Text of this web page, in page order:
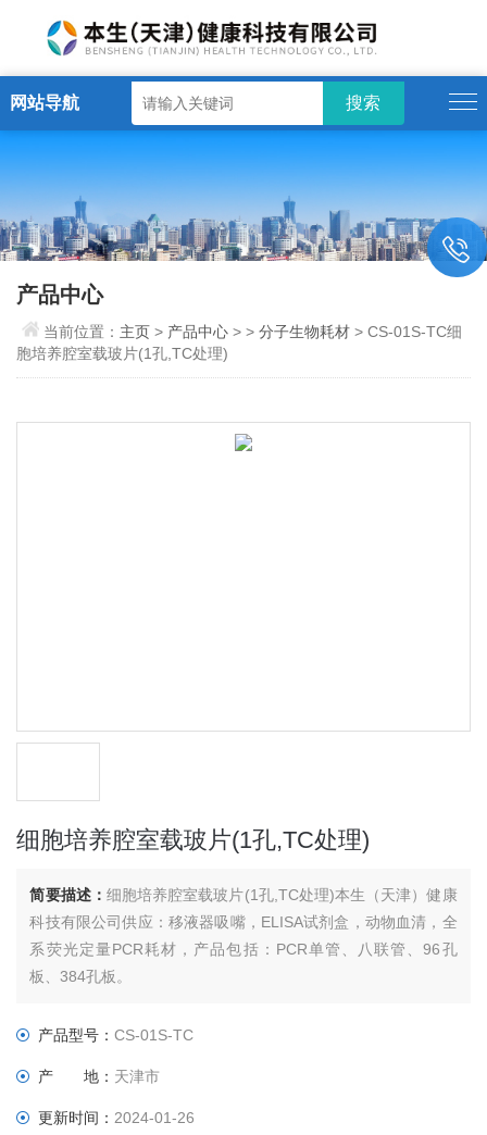
网站导航
产品中心
当前位置： 主页> 产品中心 > >分子生物耗材 > CS-01S-TC细
胞培养腔室载玻片(1孔,TC处理)
细胞培养腔室载玻片(1孔,TC处理)
简要描述： 细胞培养腔室载玻片(1孔,TC处理)本生（天津）健康
科技有限公司供应：移液器吸嘴，ELISA试剂盒，动物血清，全
系荧光定量PCR耗材，产品包括：PCR单管、八联管、96孔
板、384孔板。
产品型号：CS-01S-TC
产 地： 天津市
更新时间：2024-01-26